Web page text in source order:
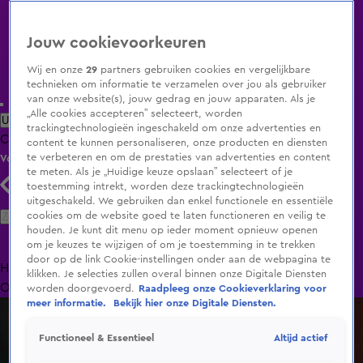
Uitzending Gemist Populaire programma's Zenders Genres
ClipsFilmsRadioSmart TV inlogShop
Volg KIJK
Zoeken
HomeUitzending Gemist Programma's De Bondgenoten
OranjezomerLivestreamsShop
Jouw cookievoorkeuren
Wij en onze29 partners gebruiken cookies en vergelijkbare
technieken om informatie te verzamelen over jou als gebruiker
van onze website(s), jouw gedrag en jouw apparaten. Als je
„Alle cookies accepteren” selecteert, worden
trackingtechnologieën ingeschakeld om onze advertenties en
content te kunnen personaliseren, onze producten en diensten
te verbeteren en om de prestaties van advertenties en content
te meten. Als je „Huidige keuze opslaan” selecteert of je
toestemming intrekt, worden deze trackingtechnologieën
uitgeschakeld. We gebruiken dan enkel functionele en essentiële
cookies om de website goed te laten functioneren en veilig te
houden. Je kunt dit menu op ieder moment opnieuw openen
om je keuzes te wijzigen of om je toestemming in te trekken
door op de link Cookie-instellingen onder aan de webpagina te
klikken. Je selecties zullen overal binnen onze Digitale Diensten
worden doorgevoerd.
Raadpleeg onze Cookieverklaring voor
meer informatie.
Bekijk hier onze Digitale Diensten.
Functioneel & Essentieel Altijd actief